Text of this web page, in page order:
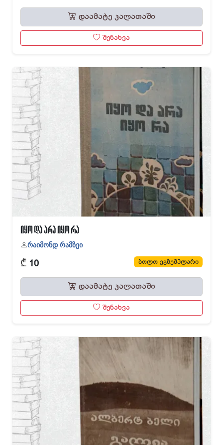
დაამატე კალათაში
შენახვა
იყო და არა იყო რა
რაიმონდ რამზეი
₾ 10 ბოლო ეგზემპლარი
დაამატე კალათაში
შენახვა